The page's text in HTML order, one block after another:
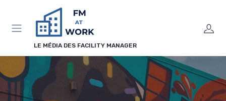
LE MÉDIA DES FACILITY MANAGER
Panneau de gestion des cookies